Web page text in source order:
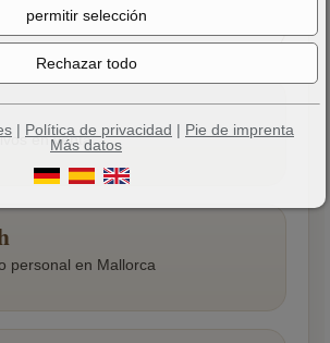
asesoramiento personal
en venta
personal en Mallorca
| Política de privacidad | Pie de imprenta
Más datos